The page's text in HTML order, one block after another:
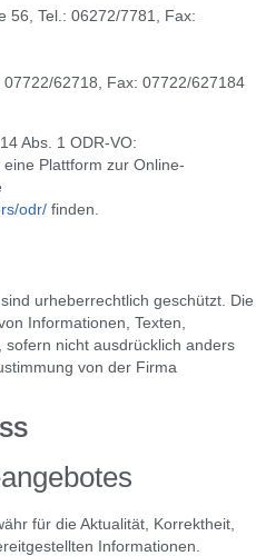
56, Tel.: 06272/7781, Fax:
62718, Fax: 07722/627184
Abs. 1 ODR-VO:
Plattform zur Online-
odr/ finden.
urheberrechtlich geschützt. Die
Informationen, Texten,
nicht ausdrücklich anders
von der Firma
für die Aktualität, Korrektheit,
Informationen.